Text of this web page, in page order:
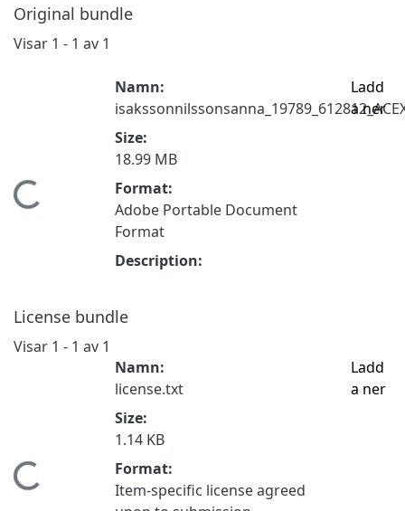
Original bundle
Visar 1 - 1 av 1
Namn:
Size:
18.99 MB
Format:
Adobe Portable Document
Format
Description:
Ladd
a ner
License bundle
Visar 1 - 1 av 1
Namn:
license.txt
Size:
1.14 KB
Format:
Item-specific license agreed
Ladd
a ner